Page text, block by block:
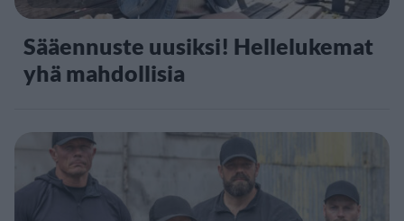
Sääennuste uusiksi! Hellelukemat
yhä mahdollisia